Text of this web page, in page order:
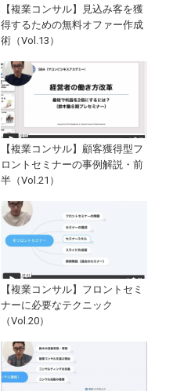
【複業コンサル】見込み客を獲
得するための無料オファー作成
術（Vol.13）
【複業コンサル】顧客獲得型フ
ロントセミナーの事例解説・前
半（Vol.21）
【複業コンサル】フロントセミ
ナーに必要なテクニック
（Vol.20）